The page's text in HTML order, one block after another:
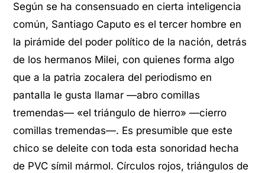
Según se ha consensuado en cierta inteligencia
común, Santiago Caputo es el tercer hombre en
la pirámide del poder político de la nación, detrás
de los hermanos Milei, con quienes forma algo
que a la patria zocalera del periodismo en
pantalla le gusta llamar —abro comillas
tremendas— «el triángulo de hierro» —cierro
comillas tremendas—. Es presumible que este
chico se deleite con toda esta sonoridad hecha
de PVC símil mármol. Círculos rojos, triángulos de